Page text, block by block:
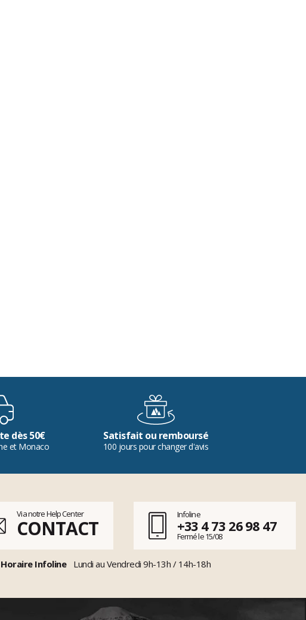
dès 50€
et Monaco
Satisfait ou remboursé
100 jours pour changer d'avis
Via notre Help Center
CONTACT
Infoline
+33 4 73 26 98 47
Fermé le 15/08
Horaire Infoline Lundi au Vendredi 9h-13h / 14h-18h